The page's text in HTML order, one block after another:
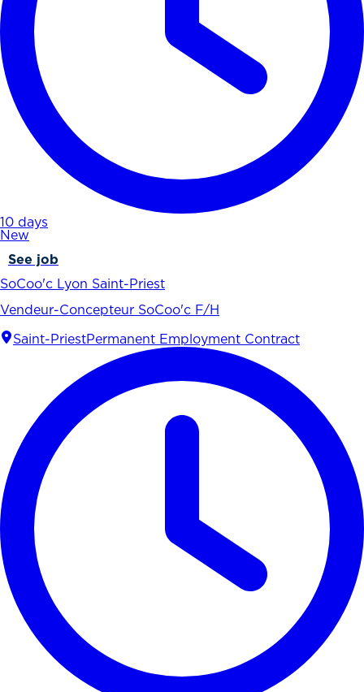
10 days
New
See job
SoCoo'c Lyon Saint-Priest
Vendeur-Concepteur SoCoo'c F/H
Saint-PriestPermanent Employment Contract